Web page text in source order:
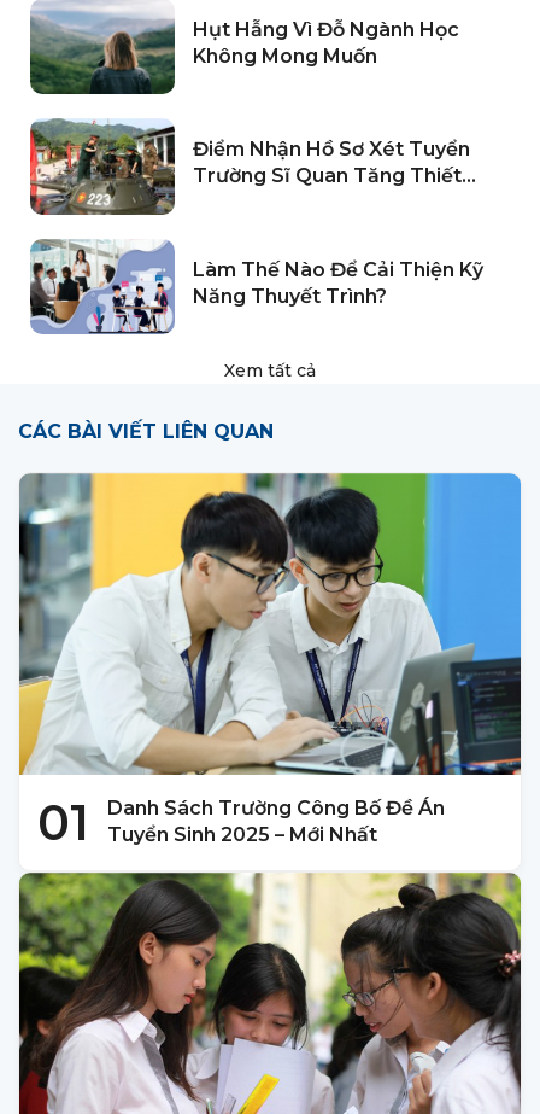
Hụt Hẫng Vì Đỗ Ngành Học
Không Mong Muốn
Điểm Nhận Hồ Sơ Xét Tuyển
Trường Sĩ Quan Tăng Thiết
Làm Thế Nào Để Cải Thiện Kỹ
Năng Thuyết Trình?
Xem tất cả
CÁC BÀI VIẾT LIÊN QUAN
01
Danh Sách Trường Công Bố Đề Án
Tuyển Sinh 2025 – Mới Nhất